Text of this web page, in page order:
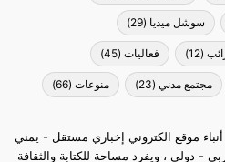
سوشل ميديا (29)
(12) فعاليات (45)
مجتمع مدني (23) منوعات (66)
موقع الكتروني إخباري مستقل - يمني
- دولي ، ويفرد مساحة للكتابة والثقافة